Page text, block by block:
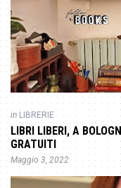
in LIBRERIE
LIBRI LIBERI, A
GRATUITI
Maggio 3, 2022